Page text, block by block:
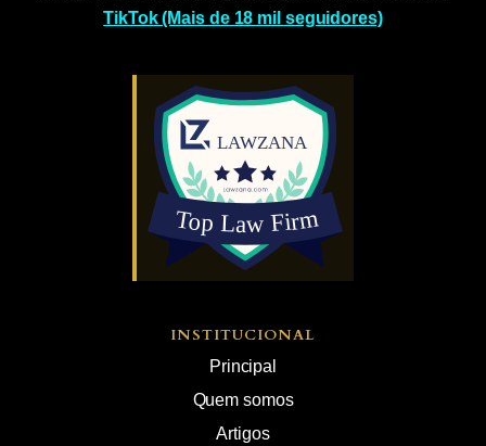
TikTok (Mais de 18 mil seguidores)
INSTITUCIONAL
Principal
Quem somos
Artigos